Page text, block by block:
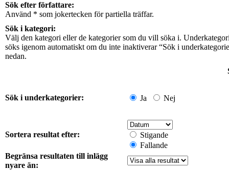
Sök efter författare:
Använd * som jokertecken för partiella träffar.
Sök i kategori:
Välj den kategori eller de kategorier som du vill söka i.
söks igenom automatiskt om du inte inaktiverar “Sök i
nedan.
Sök i underkategorier: Ja Nej
Sortera resultat efter:
Stigande
Fallande
Begränsa resultaten till inlägg
nyare än: